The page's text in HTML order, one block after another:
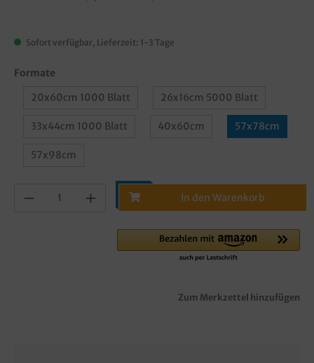
Sofort verfügbar, Lieferzeit: 1-3 Tage
Formate
20x60cm 1000 Blatt
26x16cm 5000 Blatt
33x44cm 1000 Blatt 40x60cm 57x78cm
57x98cm
In den Warenkorb
Zum Merkzettel hinzufügen